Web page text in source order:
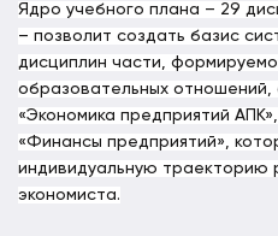
Ядро учебного плана – 29
– позволит создать базис
дисциплин части,
образовательных отношений,
«Экономика предприятий
«Финансы предприятий»,
индивидуальную траекторию
экономиста.